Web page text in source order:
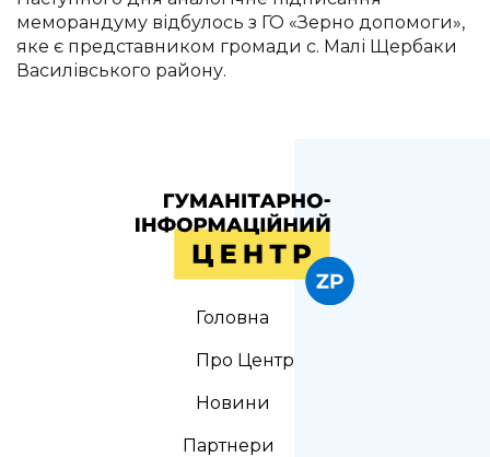
меморандуму відбулось з ГО «Зерно допомоги»,
яке є представником громади с. Малі Щербаки
Василівського району.
Головна
Про Центр
Новини
Партнери